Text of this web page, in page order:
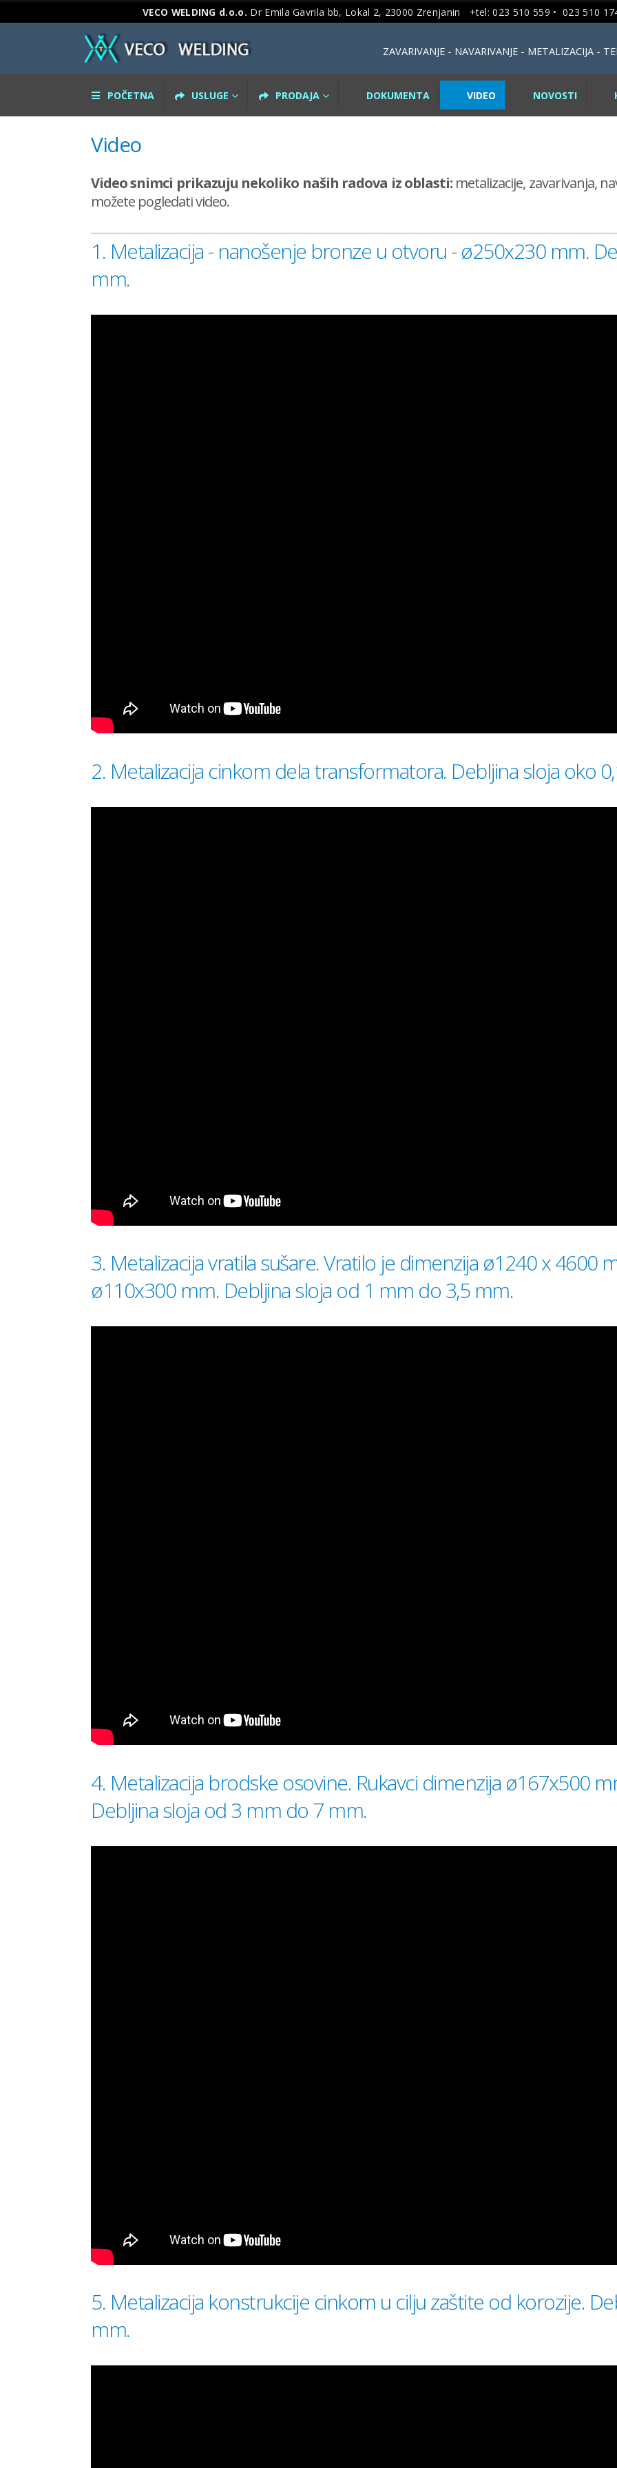
VECO WELDING d.o.o. Dr Emila Gavrila bb, Lokal 2, 23000 Zrenjanin +tel: 023 510 559 • 023 510
ZAVARIVANJE - NAVARIVANJE - METALIZACIJA -
POČETNA USLUGE PRODAJA DOKUMENTA VIDEO NOVOSTI
Video
Video snimci prikazuju nekoliko naših radova iz oblasti: metalizacije, zavarivanja,
možete pogledati video.
1. Metalizacija - nanošenje bronze u otvoru - ø250x230 mm.
mm.
2. Metalizacija cinkom dela transformatora. Debljina sloja oko
3. Metalizacija vratila sušare. Vratilo je dimenzija ø1240 x 4600
ø110x300 mm. Debljina sloja od 1 mm do 3,5 mm.
4. Metalizacija brodske osovine. Rukavci dimenzija ø167x500
Debljina sloja od 3 mm do 7 mm.
5. Metalizacija konstrukcije cinkom u cilju zaštite od korozije.
mm.